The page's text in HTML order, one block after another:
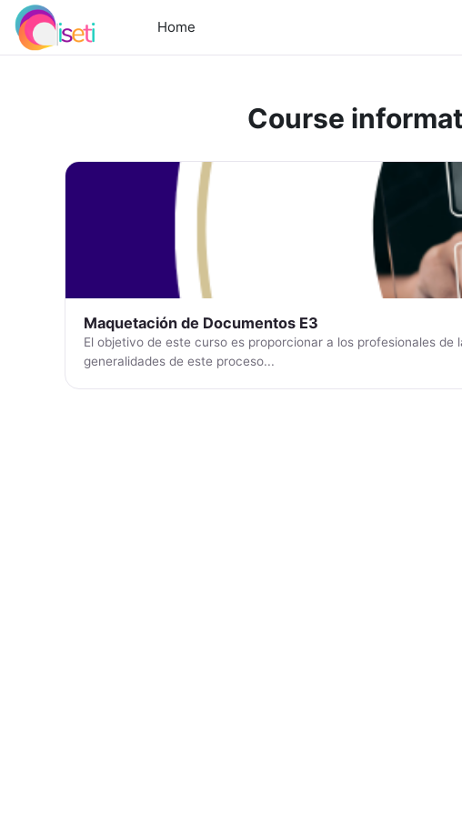
Skip to main content
Home
Course
Maquetación de Documentos E3
El objetivo de este curso es proporcionar a los profesionales
generalidades de este proceso...